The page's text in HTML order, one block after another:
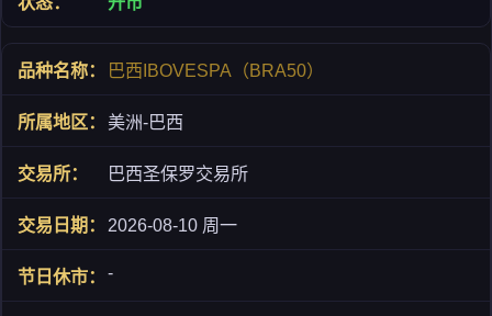
巴西IBOVESPA（BRA50）
美洲-巴西
巴西圣保罗交易所
2026-08-10 周一
-